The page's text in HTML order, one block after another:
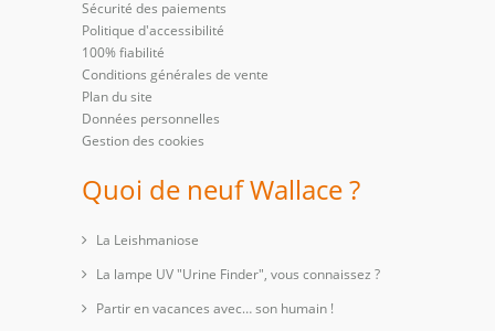
Sécurité des paiements
Politique d'accessibilité
100% fiabilité
Conditions générales de vente
Plan du site
Données personnelles
Gestion des cookies
Quoi de neuf Wallace ?
La Leishmaniose
La lampe UV "Urine Finder", vous connaissez ?
Partir en vacances avec… son humain !